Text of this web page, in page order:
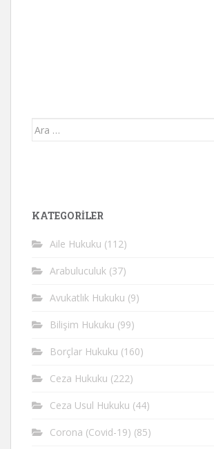
Arama
KATEGORİLER
Aile Hukuku (112)
Arabuluculuk (37)
Avukatlık Hukuku (9)
Bilişim Hukuku (99)
Borçlar Hukuku (160)
Ceza Hukuku (222)
Ceza Usul Hukuku (44)
Corona (Covid-19) (85)